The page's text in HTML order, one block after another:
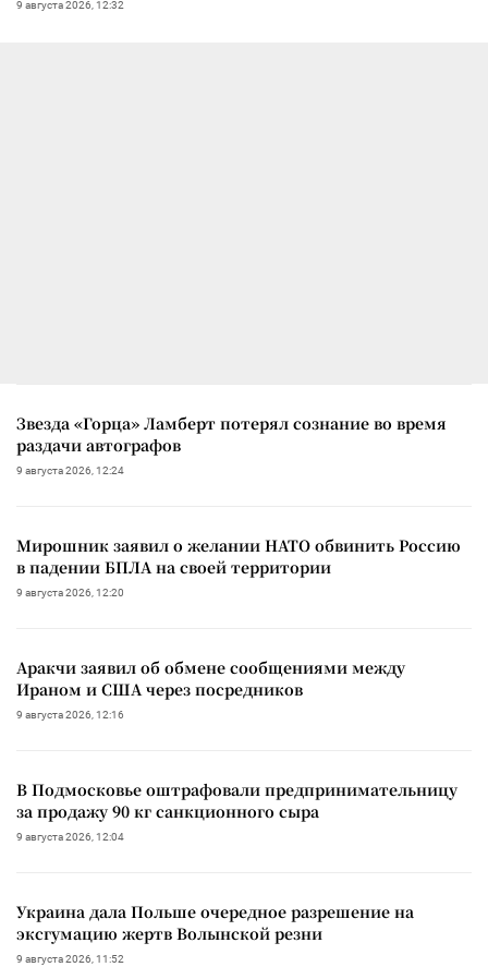
9 августа 2026, 12:32
Звезда «Горца» Ламберт потерял сознание во время
раздачи автографов
9 августа 2026, 12:24
Мирошник заявил о желании НАТО обвинить Россию
в падении БПЛА на своей территории
9 августа 2026, 12:20
Аракчи заявил об обмене сообщениями между
Ираном и США через посредников
9 августа 2026, 12:16
В Подмосковье оштрафовали предпринимательницу
за продажу 90 кг санкционного сыра
9 августа 2026, 12:04
Украина дала Польше очередное разрешение на
эксгумацию жертв Волынской резни
9 августа 2026, 11:52